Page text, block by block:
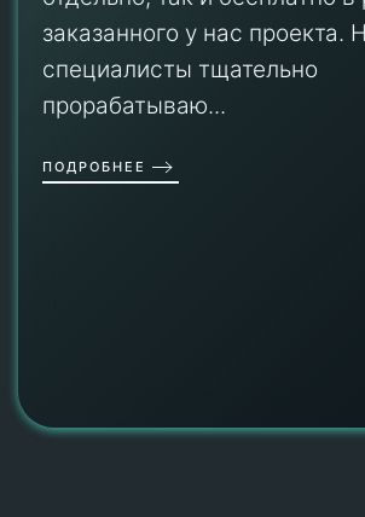
заказанного у нас проекта.
специалисты тщательно
прорабатываю...
ПОДРОБНЕЕ